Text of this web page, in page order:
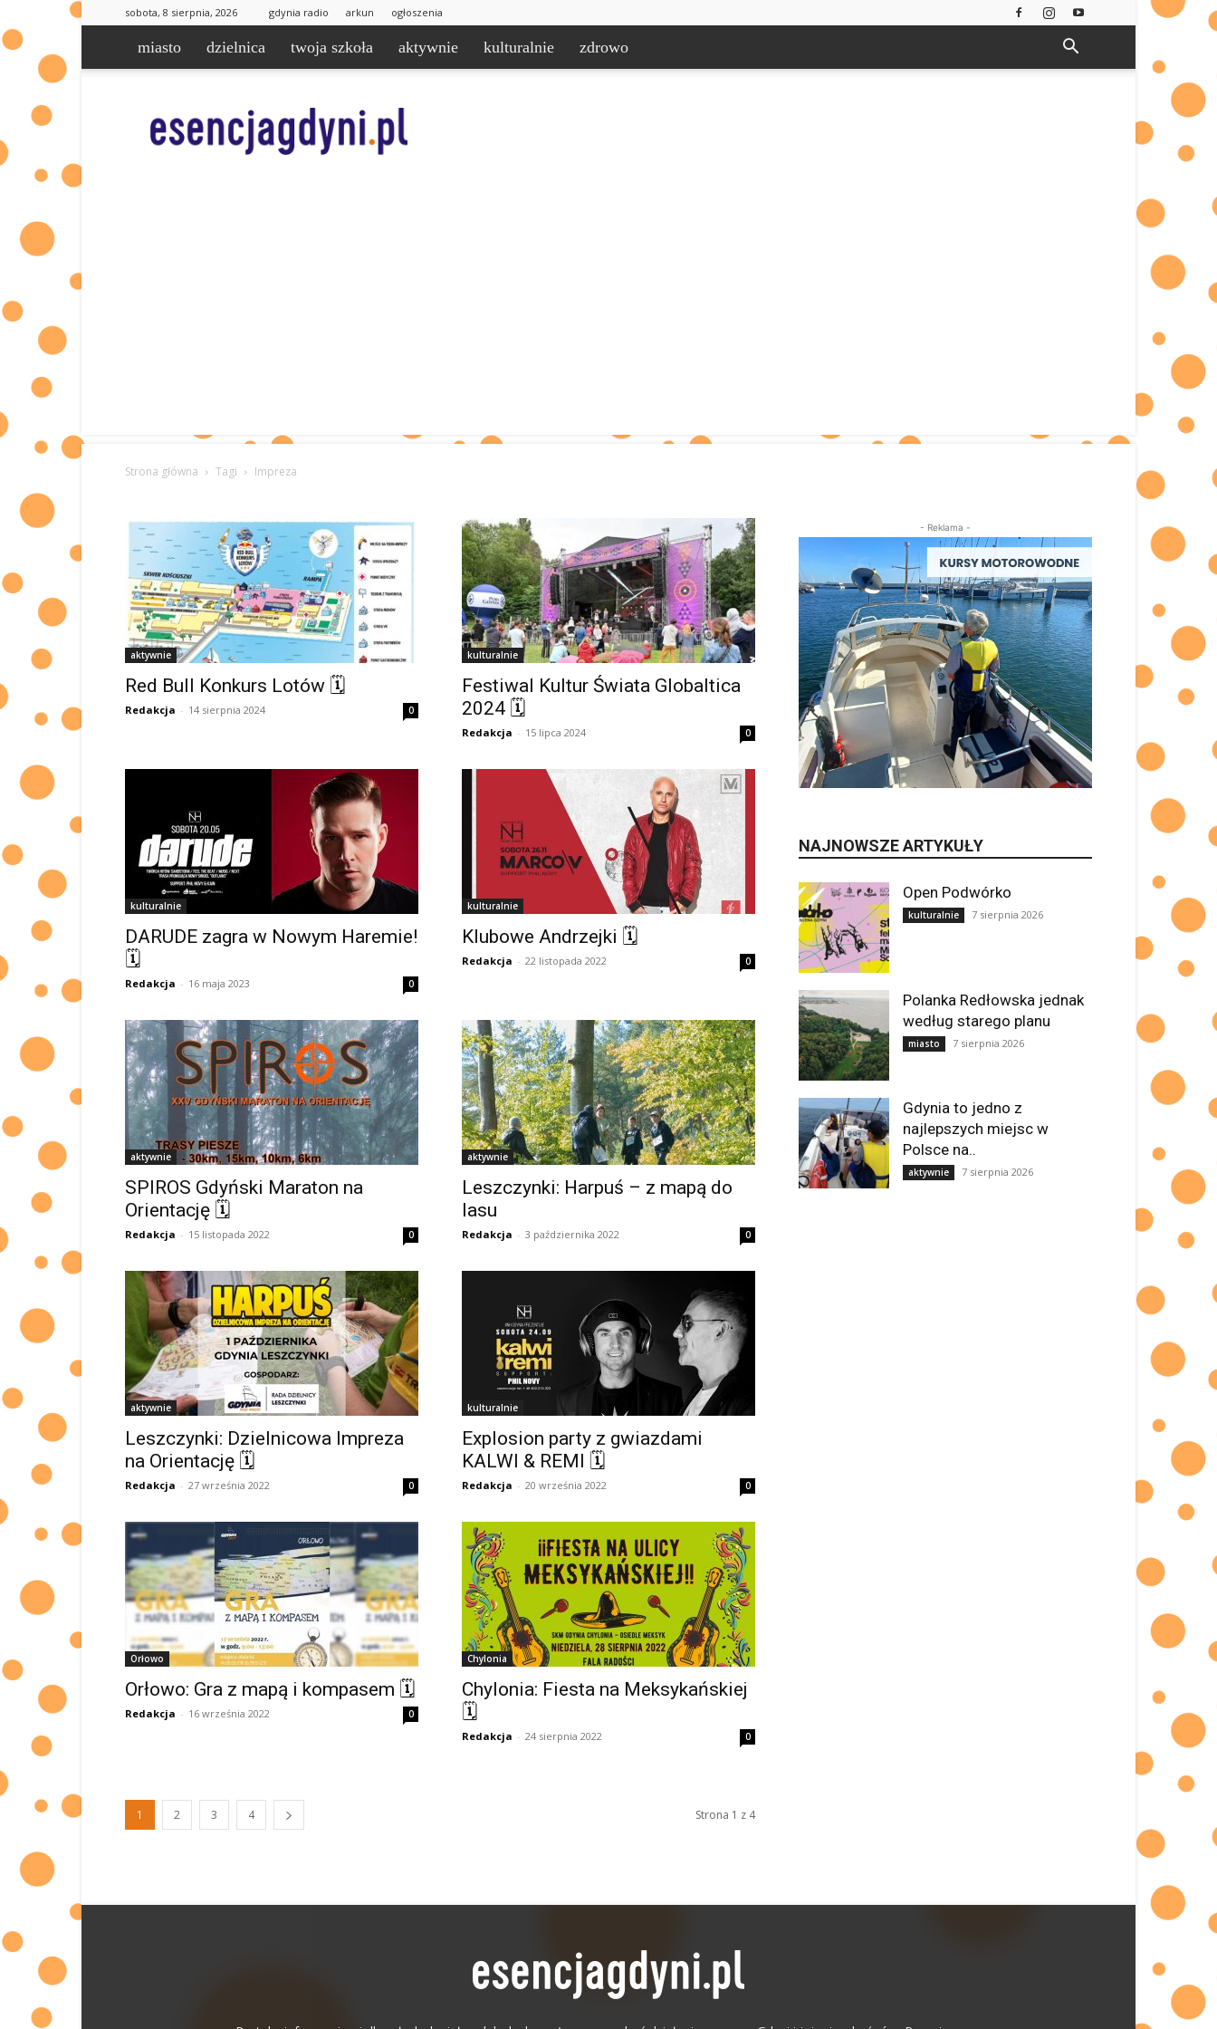
sobota, 8 sierpnia, 2026 gdynia radio arkun ogłoszenia
miasto dzielnica twoja szkoła aktywnie kulturalnie zdrowo
|
informacje
Strona główna Tagi Impreza
aktywnie
Red Bull Konkurs Lotów 🗓
Redakcja - 14 sierpnia 2024 0
kulturalnie
Festiwal Kultur Świata Globaltica
2024 🗓
Redakcja - 15 lipca 2024 0
kulturalnie
DARUDE zagra w Nowym Haremie!
🗓
Redakcja - 16 maja 2023 0
kulturalnie
Klubowe Andrzejki 🗓
Redakcja - 22 listopada 2022 0
aktywnie
SPIROS Gdyński Maraton na
Orientację 🗓
Redakcja - 15 listopada 2022 0
aktywnie
Leszczynki: Harpuś – z mapą do
lasu
Redakcja - 3 października 2022 0
aktywnie
Leszczynki: Dzielnicowa Impreza
na Orientację 🗓
Redakcja - 27 września 2022 0
kulturalnie
Explosion party z gwiazdami
KALWI & REMI 🗓
Redakcja - 20 września 2022 0
Orłowo
Orłowo: Gra z mapą i kompasem 🗓
Redakcja - 16 września 2022 0
Chylonia
Chylonia: Fiesta na Meksykańskiej
🗓
Redakcja - 24 sierpnia 2022 0
1 2 3 4 Strona 1 z 4
- Reklama -
NAJNOWSZE ARTYKUŁY
Open Podwórko
kulturalnie 7 sierpnia 2026
Polanka Redłowska jednak
według starego planu
miasto 7 sierpnia 2026
Gdynia to jedno z
najlepszych miejsc w
Polsce na..
aktywnie 7 sierpnia 2026